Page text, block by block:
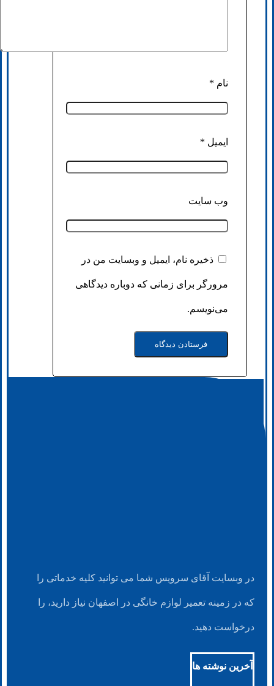
نام *
ایمیل *
وب‌ سایت
ذخیره نام، ایمیل و وبسایت من در
مرورگر برای زمانی که دوباره دیدگاهی
می‌نویسم.
در وبسایت آقای سرویس شما می توانید کلیه خدماتی را
که در زمینه تعمیر لوازم خانگی در اصفهان نیاز دارید، را
درخواست دهید.
آخرین نوشته ها